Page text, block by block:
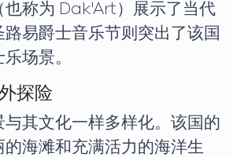
也称为 Dak'Art）展示了当代
易爵士音乐节则突出了该国
场景。
探险
其文化一样多样化。该国的
海滩和充满活力的海洋生